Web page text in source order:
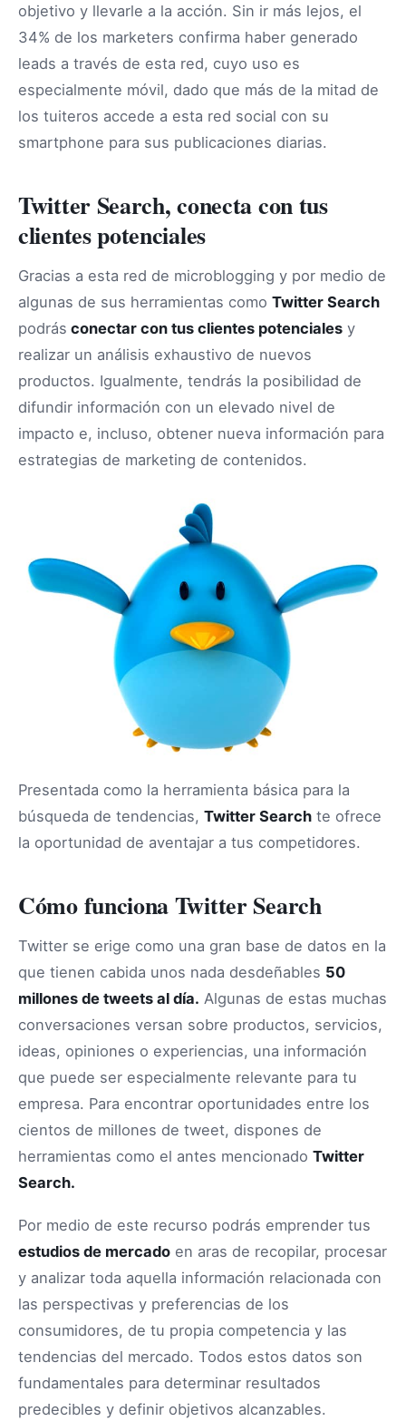
objetivo y llevarle a la acción. Sin ir más lejos, el
34% de los marketers confirma haber generado
leads a través de esta red, cuyo uso es
especialmente móvil, dado que más de la mitad de
los tuiteros accede a esta red social con su
smartphone para sus publicaciones diarias.
Twitter Search, conecta con tus
clientes potenciales
Gracias a esta red de microblogging y por medio de
algunas de sus herramientas como Twitter Search
podrás conectar con tus clientes potenciales y
realizar un análisis exhaustivo de nuevos
productos. Igualmente, tendrás la posibilidad de
difundir información con un elevado nivel de
impacto e, incluso, obtener nueva información para
estrategias de marketing de contenidos.
Presentada como la herramienta básica para la
búsqueda de tendencias, Twitter Search te ofrece
la oportunidad de aventajar a tus competidores.
Cómo funciona Twitter Search
Twitter se erige como una gran base de datos en la
que tienen cabida unos nada desdeñables 50
millones de tweets al día. Algunas de estas muchas
conversaciones versan sobre productos, servicios,
ideas, opiniones o experiencias, una información
que puede ser especialmente relevante para tu
empresa. Para encontrar oportunidades entre los
cientos de millones de tweet, dispones de
herramientas como el antes mencionado Twitter
Search.
Por medio de este recurso podrás emprender tus
estudios de mercado en aras de recopilar, procesar
y analizar toda aquella información relacionada con
las perspectivas y preferencias de los
consumidores, de tu propia competencia y las
tendencias del mercado. Todos estos datos son
fundamentales para determinar resultados
predecibles y definir objetivos alcanzables.